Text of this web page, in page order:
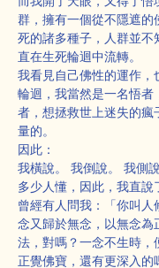
群，擁有一個從不隱遮
死的諸多種子，人群並
直在生死輪迴中流轉。
我看見自己佛性的運作
輪迴，我當然是一名悟者
者，想拯救世上迷失的瘋
量的。
因此：
我橫說。 我倒說。 我側
多少人懂，因此，我直說
曾經有人問我：「你叫
念又歸於無念，以無念
法，對嗎？一念不生時，
正覺佛寶，還有更深入的